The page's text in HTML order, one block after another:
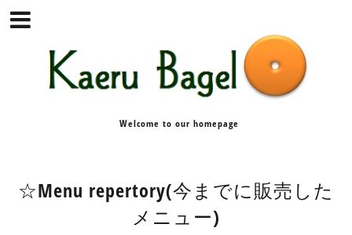
Welcome to our homepage
☆Menu repertory(今までに販売した
メニュー)